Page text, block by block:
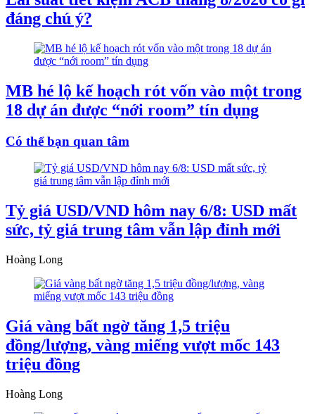
đáng chú ý?
MB hé lộ kế hoạch rót vốn vào một trong
18 dự án được “nới room” tín dụng
Có thể bạn quan tâm
Tỷ giá USD/VND hôm nay 6/8: USD mất
sức, tỷ giá trung tâm vẫn lập đỉnh mới
Hoàng Long
Giá vàng bất ngờ tăng 1,5 triệu
đồng/lượng, vàng miếng vượt mốc 143
triệu đồng
Hoàng Long